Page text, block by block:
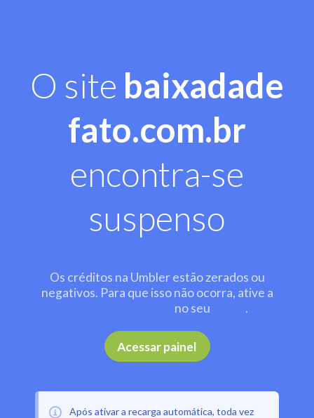
O site baixadade
fato.com.br
encontra-se
suspenso
Os créditos na Umbler estão zerados ou
negativos. Para que isso não ocorra, ative a
no seu .
Acessar painel
Após ativar a recarga automática, toda vez